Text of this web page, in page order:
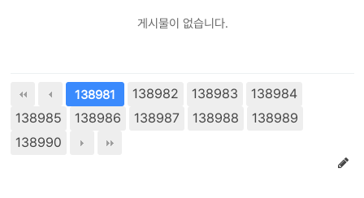
게시물이 없습니다.
138981 138982 138983
138984
138985
138986 138987 138988
138989
138990